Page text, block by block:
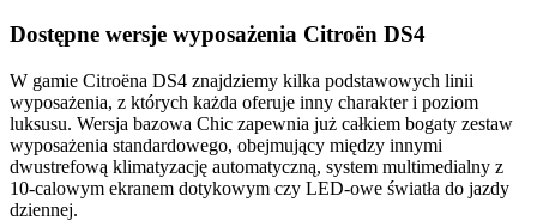
Dostępne wersje wyposażenia Citroën DS4
W gamie Citroëna DS4 znajdziemy kilka podstawowych linii
wyposażenia, z których każda oferuje inny charakter i poziom
luksusu. Wersja bazowa Chic zapewnia już całkiem bogaty zestaw
wyposażenia standardowego, obejmujący między innymi
dwustrefową klimatyzację automatyczną, system multimedialny z
10-calowym ekranem dotykowym czy LED-owe światła do jazdy
dziennej.